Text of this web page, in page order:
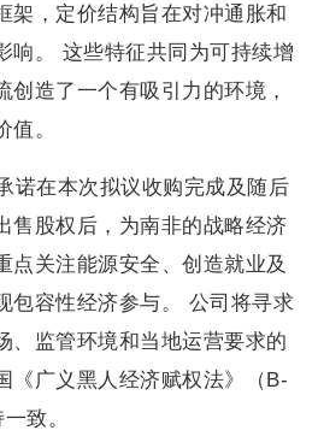
架，定价结构旨在对冲通胀和
响。 这些特征共同为可持续增
创造了一个有吸引力的环境，
。
诺在本次拟议收购完成及随后
售股权后，为南非的战略经济
点关注能源安全、创造就业及
包容性经济参与。 公司将寻求
、监管环境和当地运营要求的
《广义黑人经济赋权法》（B-
致。